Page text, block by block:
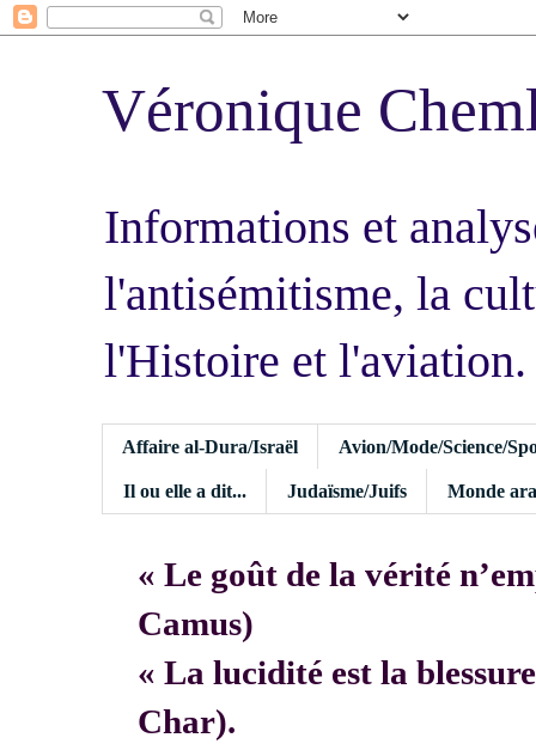
Véronique
Informations et
l'antisémitisme, la
l'Histoire et l'aviation.
Affaire al-Dura/Israël Avion/Mode/Science/
Il ou elle a dit... Judaïsme/Juifs Monde
« Le goût de la vérité
Camus)
« La lucidité est la
Char).